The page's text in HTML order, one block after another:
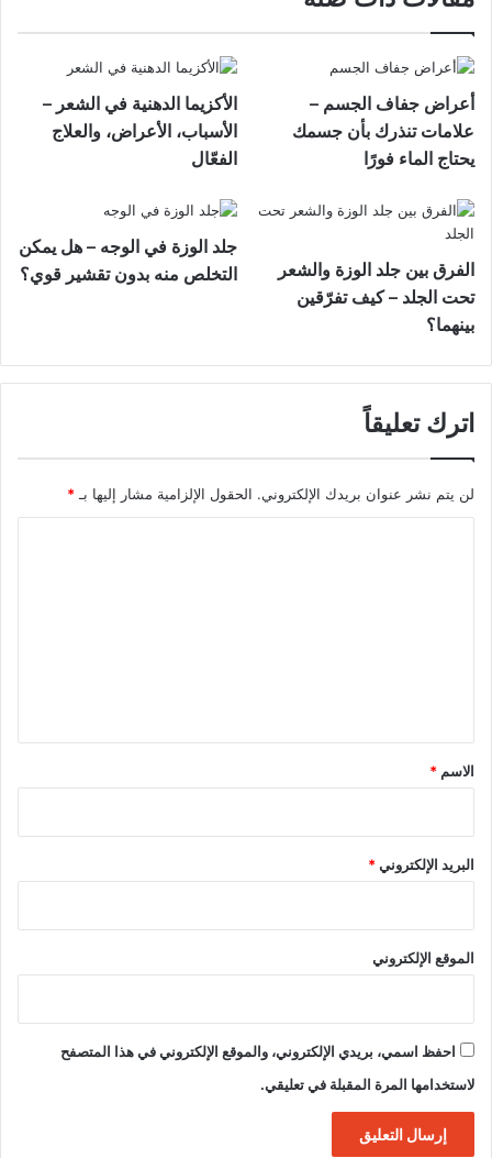
أعراض جفاف الجسم –
علامات تنذرك بأن جسمك
يحتاج الماء فورًا
الأكزيما الدهنية في الشعر –
الأسباب، الأعراض، والعلاج
الفعّال
الفرق بين جلد الوزة والشعر
تحت الجلد – كيف تفرّقين
بينهما؟
جلد الوزة في الوجه – هل يمكن
التخلص منه بدون تقشير قوي؟
اترك تعليقاً
لن يتم نشر عنوان بريدك الإلكتروني. الحقول الإلزامية مشار إليها بـ *
*
الاسم *
البريد الإلكتروني*
الموقع الإلكتروني
احفظ اسمي، بريدي الإلكتروني، والموقع الإلكتروني في هذا المتصفح
لاستخدامها المرة المقبلة في تعليقي.